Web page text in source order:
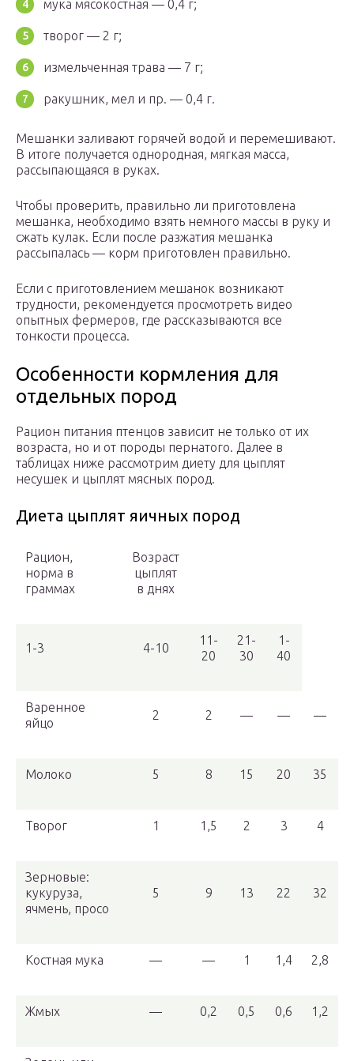
мука мясокостная — 0,4 г;
творог — 2 г;
измельченная трава — 7 г;
ракушник, мел и пр. — 0,4 г.
Мешанки заливают горячей водой и перемешивают.
В итоге получается однородная, мягкая масса,
рассыпающаяся в руках.
Чтобы проверить, правильно ли приготовлена
мешанка, необходимо взять немного массы в руку и
сжать кулак. Если после разжатия мешанка
рассыпалась — корм приготовлен правильно.
Если с приготовлением мешанок возникают
трудности, рекомендуется просмотреть видео
опытных фермеров, где рассказываются все
тонкости процесса.
Особенности кормления для
отдельных пород
Рацион питания птенцов зависит не только от их
возраста, но и от породы пернатого. Далее в
таблицах ниже рассмотрим диету для цыплят
несушек и цыплят мясных пород.
Диета цыплят яичных пород
Рацион,
норма в
граммах
Возраст
цыплят
в днях
1-3 4-10
11-
20
21-
30
1-
40
Варенное
яйцо
2 2 — — —
Молоко 5 8 15 20 35
Творог 1 1,5 2 3 4
Зерновые:
кукуруза,
ячмень, просо
5 9 13 22 32
Костная мука — — 1 1,4 2,8
Жмых — 0,2 0,5 0,6 1,2